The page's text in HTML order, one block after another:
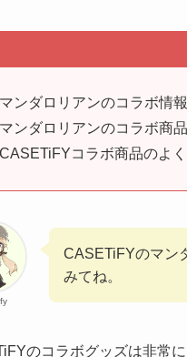
マンダロリアンのコラボ情報
マンダロリアンのコラボ商
CASETiFYコラボ商品のよ
CASETiFYのマン
みてね。
のコラボグッズは非常